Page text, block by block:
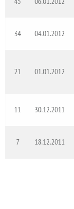
34 04.01.2012
21 01.01.2012
11 30.12.2011
7 18.12.2011